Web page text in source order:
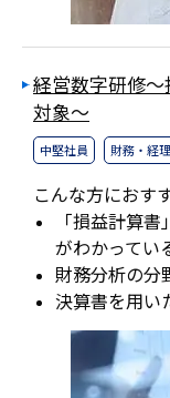
経営数字研修
対象～
中堅社員 財務・経理
こんな方におす
「損益計算
がわかってい
財務分析の分
決算書を用い